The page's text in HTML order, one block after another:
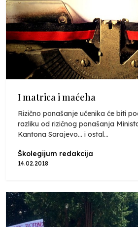
I matrica i maćeha
Rizično ponašanje učenika će biti
razliku od rizičnog ponašanja
Kantona Sarajevo... i ostal...
Školegijum redakcija
14.02.2018